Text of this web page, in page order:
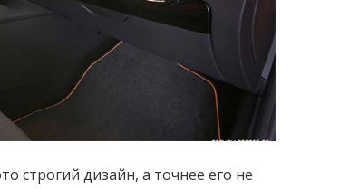
строгий дизайн, а точнее его не